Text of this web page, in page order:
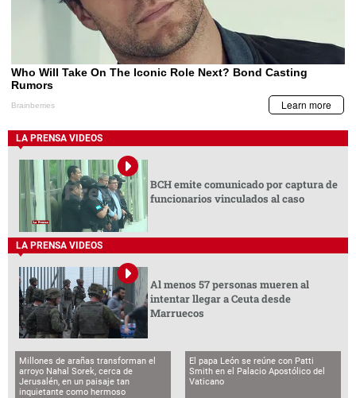
LA PRENSA VIDEOS
BCH emite comunicado por captura de
funcionarios vinculados al caso
LA PRENSA VIDEOS
Al menos 57 personas mueren al
intentar llegar a Ceuta desde
Marruecos
Millones de arañas transforman el
arroyo Nahal Sorek, cerca de
Jerusalén, en un paisaje tan
inquietante como hermoso
El papa León se reúne con Patti
Smith en el Palacio Apostólico del
Vaticano